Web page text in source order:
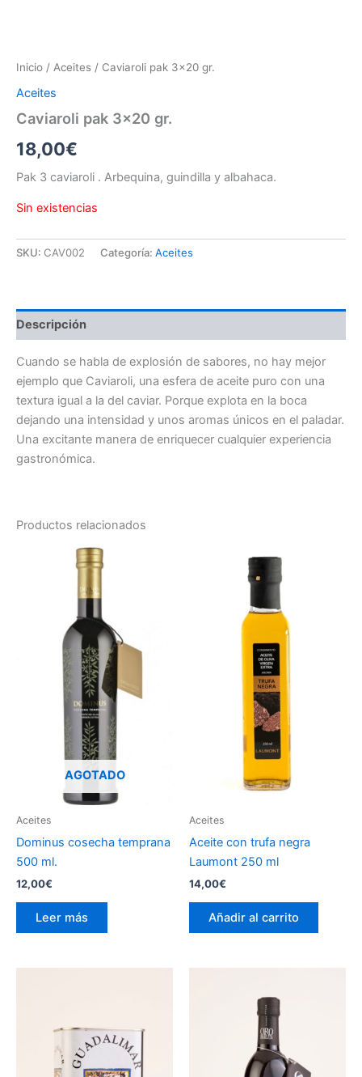
Inicio / Aceites / Caviaroli pak 3×20 gr.
Aceites
Caviaroli pak 3×20 gr.
18,00€
Pak 3 caviaroli . Arbequina, guindilla y albahaca.
Sin existencias
SKU: CAV002 Categoría: Aceites
Descripción
Cuando se habla de explosión de sabores, no hay mejor
ejemplo que Caviaroli, una esfera de aceite puro con una
textura igual a la del caviar. Porque explota en la boca
dejando una intensidad y unos aromas únicos en el paladar.
Una excitante manera de enriquecer cualquier experiencia
gastronómica.
Productos relacionados
AGOTADO
Aceites
Dominus cosecha temprana
500 ml.
12,00€
Leer más
Aceites
Aceite con trufa negra
Laumont 250 ml
14,00€
Añadir al carrito